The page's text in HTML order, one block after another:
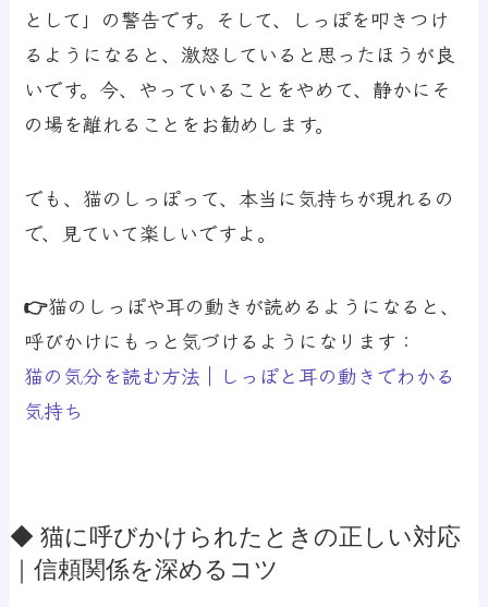
として」の警告です。そして、しっぽを叩きつけ
るようになると、激怒していると思ったほうが良
いです。今、やっていることをやめて、静かにそ
の場を離れることをお勧めします。
でも、猫のしっぽって、本当に気持ちが現れるの
で、見ていて楽しいですよ。
👉猫のしっぽや耳の動きが読めるようになると、
呼びかけにもっと気づけるようになります：
猫の気分を読む方法｜しっぽと耳の動きでわかる
気持ち
◆ 猫に呼びかけられたときの正しい対応
｜信頼関係を深めるコツ